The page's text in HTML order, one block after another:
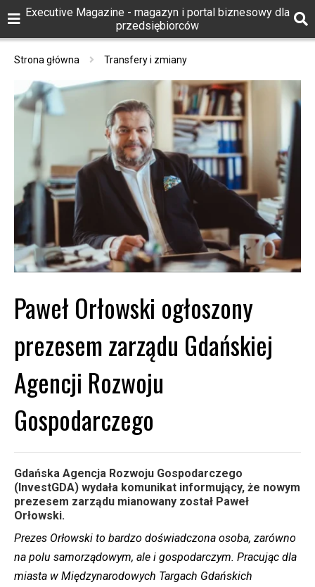
Executive Magazine - magazyn i portal biznesowy dla
przedsiębiorców
Strona główna Transfery i zmiany
Paweł Orłowski ogłoszony
prezesem zarządu Gdańskiej
Agencji Rozwoju
Gospodarczego
Gdańska Agencja Rozwoju Gospodarczego
(InvestGDA) wydała komunikat informujący, że nowym
prezesem zarządu mianowany został Paweł
Orłowski.
Prezes Orłowski to bardzo doświadczona osoba, zarówno
na polu samorządowym, ale i gospodarczym. Pracując dla
miasta w Międzynarodowych Targach Gdańskich